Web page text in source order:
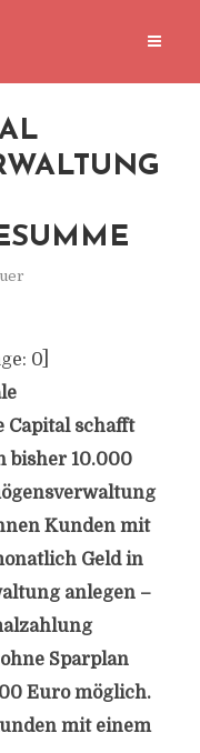
0]
Capital schafft
bisher 10.000
Kunden mit
Geld in
anlegen –
Sparplan
Euro möglich.
mit einem